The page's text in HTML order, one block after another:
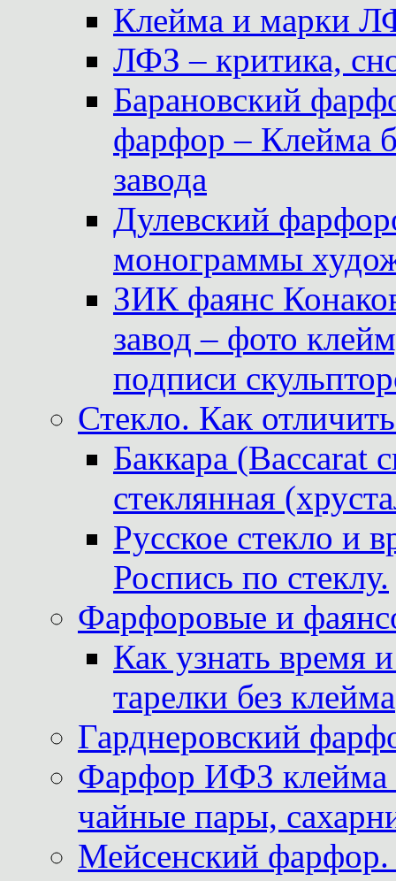
Клейма и марки
ЛФЗ – критика,
Барановский
фарфор – Клейма
завода
Дулевский
монограммы
ЗИК фаянс
завод – фото
подписи
Стекло. Как
Баккара (Baccarat
стеклянная
Русское стекло и
Роспись по стеклу.
Фарфоровые и
Как узнать время
тарелки без клейма
Гарднеровский
Фарфор ИФЗ клейма
чайные пары,
Мейсенский фарфор.